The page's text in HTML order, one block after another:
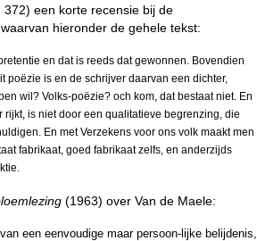
een korte recensie bij de
hieronder de gehele tekst:
en dat is reeds dat gewonnen. Bovendien
poëzie is en de schrijver daarvan een dichter,
wil? Volks-poëzie? och kom, dat bestaat niet. En
is niet door een qualitatieve begrenzing, die
En met Verzekens voor ons volk maakt men
fabrikaat, goed fabrikaat zelfs, en anderzijds
(1963) over Van de Maele:
een eenvoudige maar persoon-lijke belijdenis,